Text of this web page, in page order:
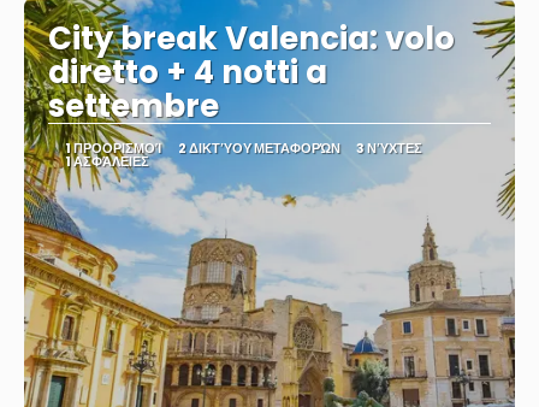
City break Valencia: volo
diretto + 4 notti a
settembre
1 ΠΡΟΟΡΙΣΜΟΊ 2 ΔΙΚΤΎΟΥ ΜΕΤΑΦΟΡΏΝ 3 ΝΎΧΤΕΣ
1 ΑΣΦΆΛΕΙΕΣ